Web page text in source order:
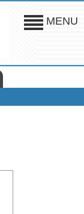
MENU